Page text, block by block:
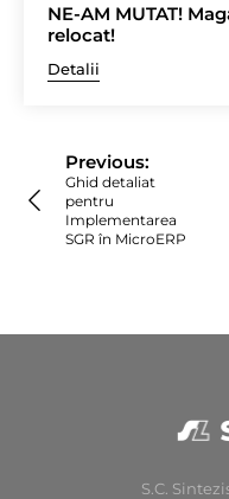
NE-AM MUTAT!
relocat!
Detalii
articole
Previous:
Ghid detaliat
pentru
Implementarea
SGR în MicroERP
S.C.